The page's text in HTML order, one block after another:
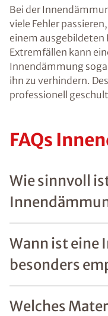
Bei der
viele Fehler
einem
Extremfällen kann
Innendämmung
ihn zu verhindern.
professionell
FAQs
Wie sinnvoll
Wann ist eine
besonders
Welches